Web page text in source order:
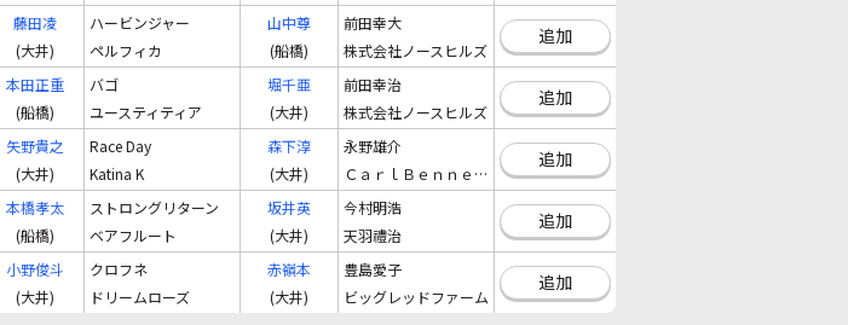
藤田凌
(大井)
ハービンジャー
ペルフィカ
山中尊
(船橋)
前田幸大
株式会社ノースヒルズ
追加
本田正重
(船橋)
バゴ
ユースティティア
堀千亜
(大井)
前田幸治
株式会社ノースヒルズ
追加
矢野貴之
(大井)
Race Day
Katina K
森下淳
(大井)
永野雄介
ＣａｒｌＢｅｎｎｅｔｔ
追加
本橋孝太
(船橋)
ストロングリターン
ベアフルート
坂井英
(大井)
今村明浩
天羽禮治
追加
小野俊斗
(大井)
クロフネ
ドリームローズ
赤嶺本
(大井)
豊島愛子
ビッグレッドファーム
追加